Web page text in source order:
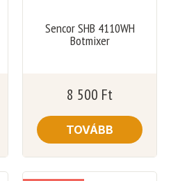
Sencor SHB 4110WH
Botmixer
8 500 Ft
TOVÁBB